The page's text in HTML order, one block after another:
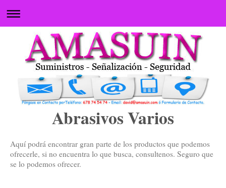
Abrasivos Varios
Aquí podrá encontrar gran parte de los productos que podemos
ofrecerle, si no encuentra lo que busca, consultenos. Seguro que
se lo podemos ofrecer.